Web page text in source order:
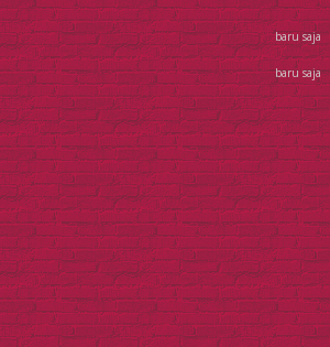
baru saja
baru saja